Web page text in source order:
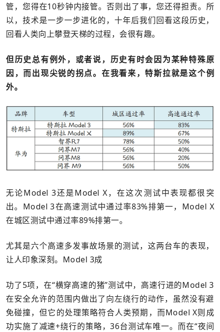
管，您得在10秒钟内接管。否则出了事，您还得担责。所
以，技术是一步一步进化的，十年后我们回看这段历史，
回看人类向上攀登天梯的过程，会很有趣。
但历史总有例外，或者说，历史有时会因为某种特殊原
因，而出现尖锐的拐点。在我看来，特斯拉就是这个例
外。
无论Model 3还是Model X，在这次测试中表现都很突
出。Model 3在高速测试中通过率83%排第一，Model X
在城区测试中通过率89%排第一。
尤其是六个高速多发事故场景的测试，这两台车的表现，
让人印象深刻。Model 3成
功了5项，在“横穿高速的猪”测试中，高速行进的Model 3
在安全允许的范围内做出了向左绕行的动作，虽然没有避
免碰撞，但它的处理策略符合人类预期，而Model X则成
功实施了减速+绕行的策略，36台测试车唯一。而在“夜间